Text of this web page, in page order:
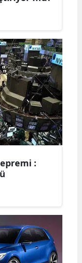
Osmaniye
Düzce
: